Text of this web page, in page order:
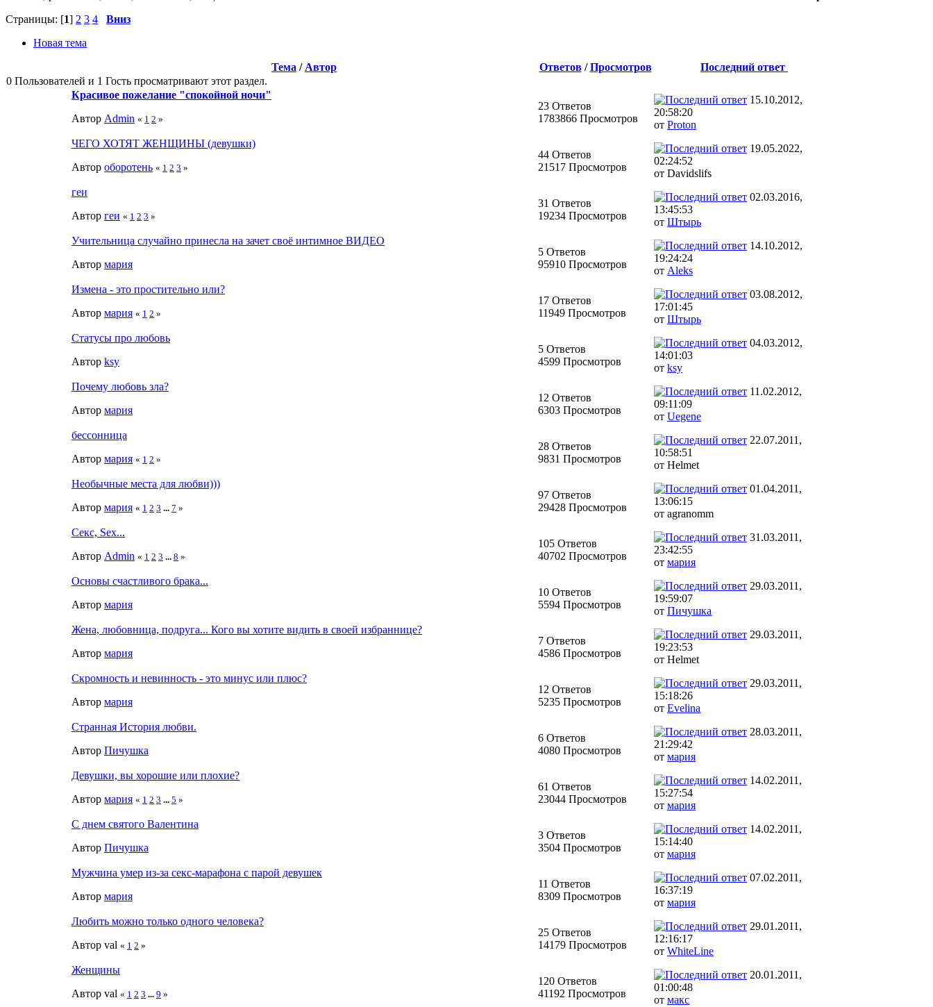
Страницы: [1] 2 3 4
Вниз
Новая тема
Тема / Автор Ответов/Просмотров
Последний ответ
0 Пользователей и 1 Гость просматривают этот раздел.
Красивое пожелание "спокойной ночи"
Автор Admin « 1 2 »
23 Ответов
1783866 Просмотров
15.10.2012,
20:58:20
от Proton
ЧЕГО ХОТЯТ ЖЕНЩИНЫ (девушки)
Автор оборотень « 1 2 3 »
44 Ответов
21517 Просмотров
19.05.2022,
02:24:52
от Davidslifs
геи
Автор геи « 1 2 3 »
31 Ответов
19234 Просмотров
02.03.2016,
13:45:53
от Штырь
Учительница случайно принесла на зачет своё интимное ВИДЕО
Автор мария
5 Ответов
95910 Просмотров
14.10.2012,
19:24:24
от Aleks
Измена - это простительно или?
Автор мария « 1 2 »
17 Ответов
11949 Просмотров
03.08.2012,
17:01:45
от Штырь
Статусы про любовь
Автор ksy
5 Ответов
4599 Просмотров
04.03.2012,
14:01:03
от ksy
Почему любовь зла?
Автор мария
12 Ответов
6303 Просмотров
11.02.2012,
09:11:09
от Uegene
бессонница
Автор мария « 1 2 »
28 Ответов
9831 Просмотров
22.07.2011,
10:58:51
от Helmet
Необычные места для любви)))
Автор мария « 1 2 3 ... 7 »
97 Ответов
29428 Просмотров
01.04.2011,
13:06:15
от agranomm
Секс, Sex...
Автор Admin « 1 2 3 ... 8 »
105 Ответов
40702 Просмотров
31.03.2011,
23:42:55
от мария
Основы счастливого брака...
Автор мария
10 Ответов
5594 Просмотров
29.03.2011,
19:59:07
от Пичушка
Жена, любовница, подруга... Кого вы хотите видить в своей избраннице?
Автор мария
7 Ответов
4586 Просмотров
29.03.2011,
19:23:53
от Helmet
Скромность и невинность - это минус или плюс?
Автор мария
12 Ответов
5235 Просмотров
29.03.2011,
15:18:26
от Evelina
Странная История любви.
Автор Пичушка
6 Ответов
4080 Просмотров
28.03.2011,
21:29:42
от мария
Девушки, вы хорошие или плохие?
Автор мария « 1 2 3 ... 5 »
61 Ответов
23044 Просмотров
14.02.2011,
15:27:54
от мария
С днем святого Валентина
Автор Пичушка
3 Ответов
3504 Просмотров
14.02.2011,
15:14:40
от мария
Мужчина умер из-за секс-марафона с парой девушек
Автор мария
11 Ответов
8309 Просмотров
07.02.2011,
16:37:19
от мария
Любить можно только одного человека?
Автор val « 1 2 »
25 Ответов
14179 Просмотров
29.01.2011,
12:16:17
от WhiteLine
Женщины
Автор val « 1 2 3 ... 9 »
120 Ответов
41192 Просмотров
20.01.2011,
01:00:48
от макс